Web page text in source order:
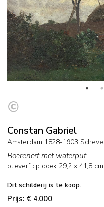
Constan Gabriel
Amsterdam 1828-1903
Boerenerf met waterput
olieverf op doek 29,2 x 41,8
Dit schilderij is te koop.
Prijs: € 4.000